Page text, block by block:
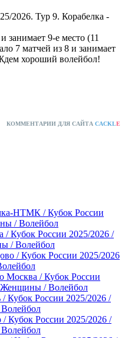
2026. Тур 9. Корабелка -
занимает 9-е место (11
7 матчей из 8 и занимает
хороший волейбол!
КОММЕНТАРИИ ДЛЯ САЙТА CACKLE
НТМК / Кубок России
/ Волейбол
Кубок России 2025/2026 /
/ Волейбол
/ Кубок России 2025/2026
Москва / Кубок России
/ Волейбол
Кубок России 2025/2026 /
Кубок России 2025/2026 /